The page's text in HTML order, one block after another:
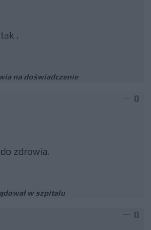
.
na doświadczenie
0
zdrowia.
w szpitalu
0